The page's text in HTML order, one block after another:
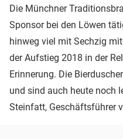
Die Münchner
Sponsor bei den Löwen
hinweg viel mit Sechzig
der Aufstieg 2018 in der
Erinnerung. Die
und sind auch heute noch
Steinfatt, Geschäftsführer